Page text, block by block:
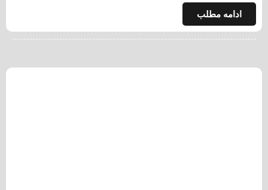
ادامه مطلب